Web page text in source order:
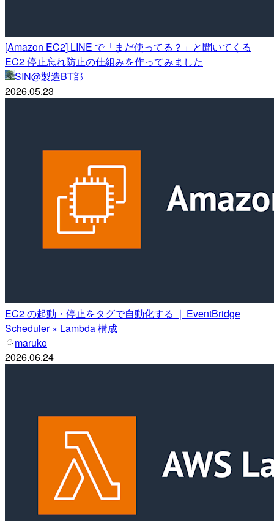
[Amazon EC2] LINE で「まだ使ってる？」と聞いてくる
EC2 停止忘れ防止の仕組みを作ってみました
SIN@製造BT部
2026.05.23
EC2 の起動・停止をタグで自動化する ❘ EventBridge
Scheduler × Lambda 構成
maruko
2026.06.24